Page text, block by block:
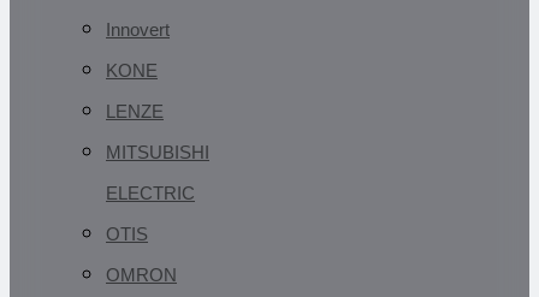
Innovert
KONE
LENZE
MITSUBISHI
ELECTRIC
OTIS
OMRON